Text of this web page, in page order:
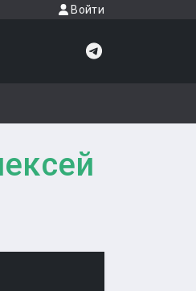
Войти